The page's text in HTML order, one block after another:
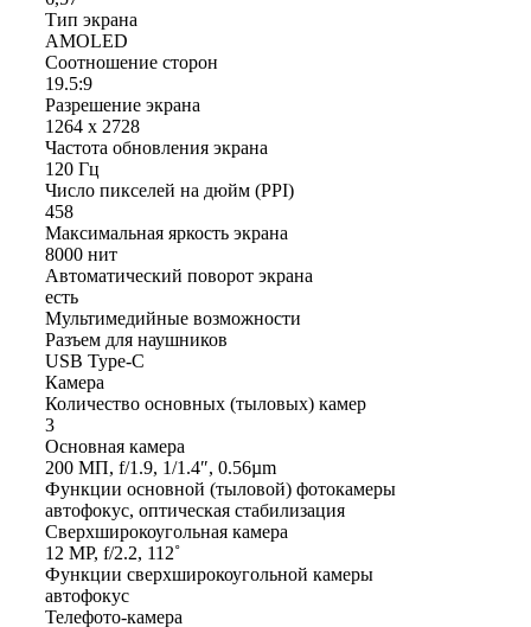
Тип экрана
AMOLED
Соотношение сторон
19.5:9
Разрешение экрана
1264 x 2728
Частота обновления экрана
120 Гц
Число пикселей на дюйм (PPI)
458
Максимальная яркость экрана
8000 нит
Автоматический поворот экрана
есть
Мультимедийные возможности
Разъем для наушников
USB Type-C
Камера
Количество основных (тыловых) камер
3
Основная камера
200 МП, f/1.9, 1/1.4″, 0.56µm
Функции основной (тыловой) фотокамеры
автофокус, оптическая стабилизация
Сверхширокоугольная камера
12 MP, f/2.2, 112˚
Функции сверхширокоугольной камеры
автофокус
Телефото-камера